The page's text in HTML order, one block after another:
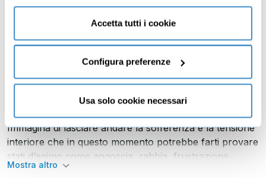
consenso cliccando su “Usa solo cookie necessari” e
saranno attivati i soli cookie tecnici necessari al corretto
funzionamento del sito.
Accetta tutti i cookie
Configura preferenze
Usa solo cookie necessari
Settima Meditazione: "Ricordati chi sei" 22:27
sulla tua realizzazione personale.
Immagina di lasciare andare la sofferenza e la tensione
interiore che in questo momento potrebbe farti provare
stati d’animo come angoscia, rabbia, frustrazione.
Mostra altro